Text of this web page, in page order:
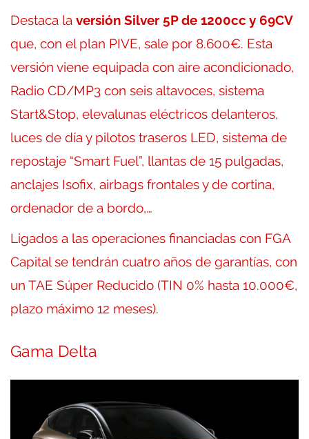
Destaca la versión Silver 5P de 1200cc y 69CV
que, con el plan PIVE, sale por 8.600€. Esta
versión viene equipada con aire acondicionado,
Radio CD/MP3 con seis altavoces, sistema
Start&Stop, elevalunas eléctricos delanteros,
luces de día y pilotos traseros LED, sistema de
repostaje “Smart Fuel”, llantas de 15 pulgadas,
anclajes Isofix, airbags frontales y de cortina,
ordenador de a bordo,…
Ligados a las operaciones financiadas con FGA
Capital se tendrán cuatro años de garantías, con
un TAE Súper Reducido (TIN 0% hasta 10.000€,
plazo máximo 12 meses).
Gama Delta